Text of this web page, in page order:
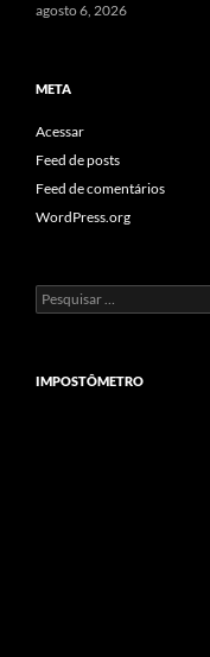
agosto 6, 2026
META
Acessar
Feed de posts
Feed de comentários
WordPress.org
Pesquisar
por:
IMPOSTÔMETRO